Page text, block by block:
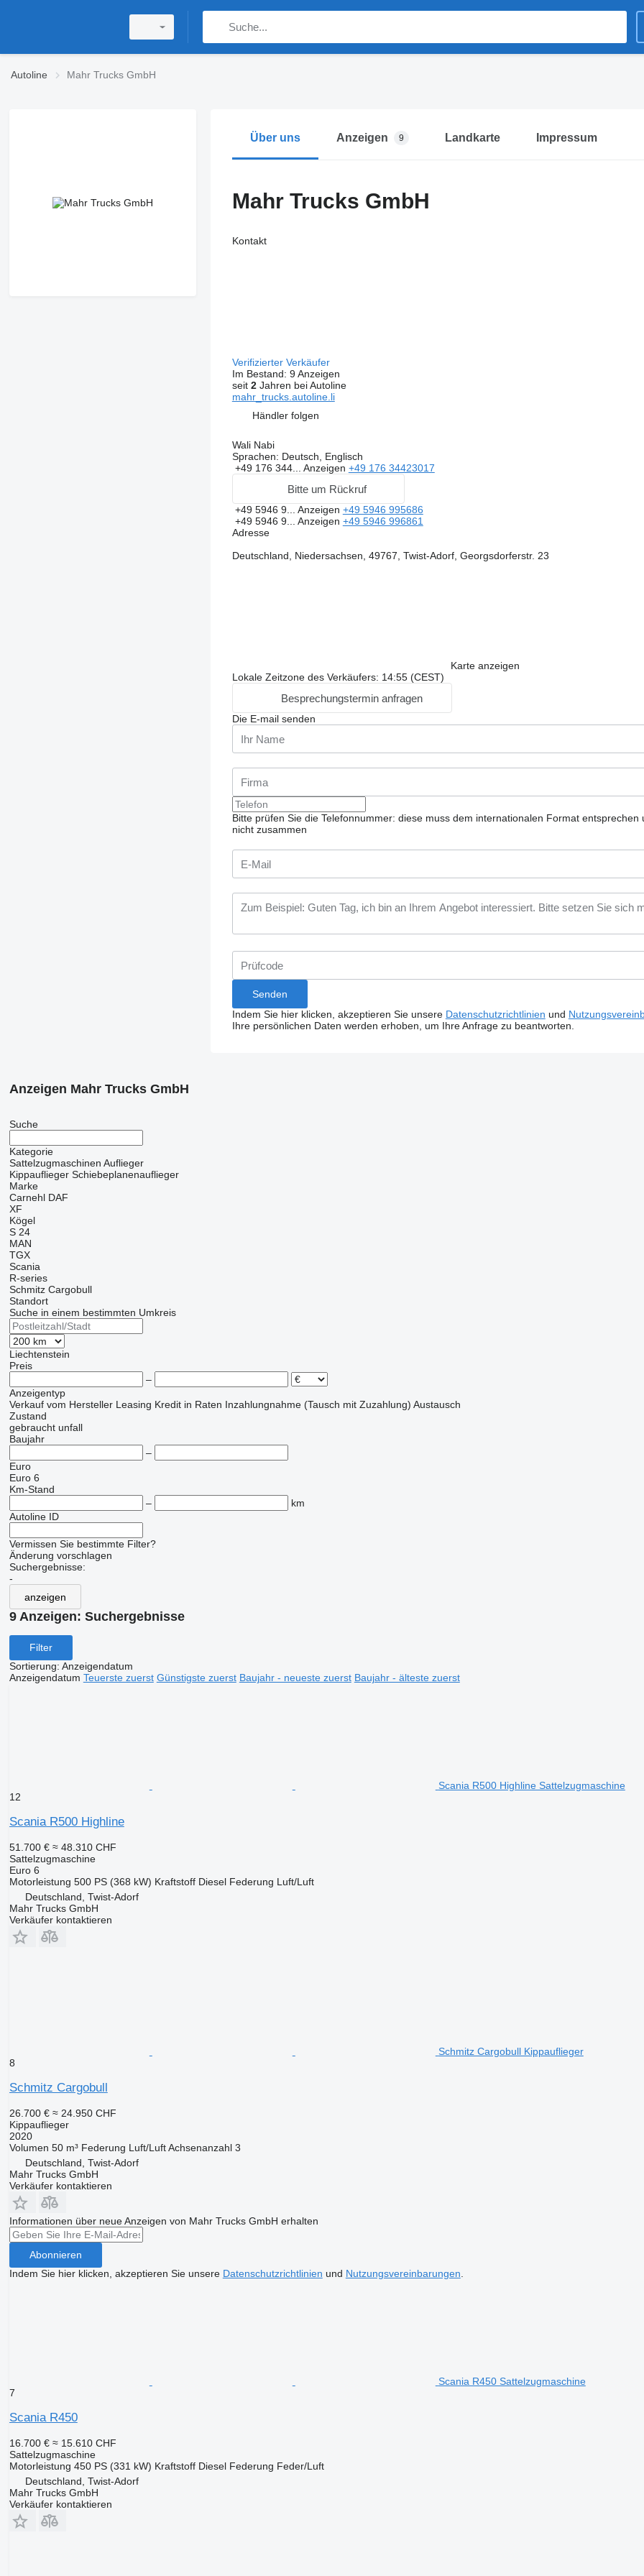
Autoline Mahr Trucks GmbH
Über uns Anzeigen 9 Landkarte Impressum
Mahr Trucks GmbH
Kontakt
Verifizierter Verkäufer
Im Bestand: 9 Anzeigen
seit 2Jahren bei Autoline
mahr_trucks.autoline.li
Händler folgen
Wali Nabi
Sprachen: Deutsch, Englisch
+49 176 344... Anzeigen +49 176 34423017
Bitte um Rückruf
+49 5946 9... Anzeigen +49 5946 995686
+49 5946 9... Anzeigen +49 5946 996861
Adresse
Deutschland, Niedersachsen, 49767, Twist-Adorf, Georgsdorferstr. 23
Karte anzeigen
Lokale Zeitzone des Verkäufers: 14:55 (CEST)
Besprechungstermin anfragen
Die E-mail senden
Bitte prüfen Sie die Telefonnummer: diese muss dem internationalen Format entsprechen
nicht zusammen
Indem Sie hier klicken, akzeptieren Sie unsere Datenschutzrichtlinien und
Ihre persönlichen Daten werden erhoben, um Ihre Anfrage zu beantworten.
Anzeigen Mahr Trucks GmbH
Suche
Kategorie
Sattelzugmaschinen Auflieger
Kippauflieger Schiebeplanenauflieger
Marke
Carnehl DAF
XF
Kögel
S 24
MAN
TGX
Scania
R-series
Schmitz Cargobull
Standort
Suche in einem bestimmten Umkreis
Liechtenstein
Preis
–
Anzeigentyp
Verkauf vom Hersteller Leasing Kredit in Raten Inzahlungnahme (Tausch mit Zuzahlung) Austausch
Zustand
gebraucht unfall
Baujahr
–
Euro
Euro 6
Km-Stand
–
km
Autoline ID
Vermissen Sie bestimmte Filter?
Änderung vorschlagen
Suchergebnisse:
-
anzeigen
9 Anzeigen: Suchergebnisse
Filter
Sortierung: Anzeigendatum
Anzeigendatum Teuerste zuerst Günstigste zuerst Baujahr - neueste zuerst Baujahr - älteste zuerst
Scania R500 Highline Sattelzugmaschine
12
Scania R500 Highline
51.700 € ≈ 48.310 CHF
Sattelzugmaschine
Euro 6
Motorleistung 500 PS (368 kW) Kraftstoff Diesel Federung Luft/Luft
Deutschland, Twist-Adorf
Mahr Trucks GmbH
Verkäufer kontaktieren
Schmitz Cargobull Kippauflieger
8
Schmitz Cargobull
26.700 € ≈ 24.950 CHF
Kippauflieger
2020
Volumen 50 m³ Federung Luft/Luft Achsenanzahl 3
Deutschland, Twist-Adorf
Mahr Trucks GmbH
Verkäufer kontaktieren
Informationen über neue Anzeigen von Mahr Trucks GmbH erhalten
Abonnieren
Indem Sie hier klicken, akzeptieren Sie unsere Datenschutzrichtlinien und Nutzungsvereinbarungen
Scania R450 Sattelzugmaschine
7
Scania R450
16.700 € ≈ 15.610 CHF
Sattelzugmaschine
Motorleistung 450 PS (331 kW) Kraftstoff Diesel Federung Feder/Luft
Deutschland, Twist-Adorf
Mahr Trucks GmbH
Verkäufer kontaktieren